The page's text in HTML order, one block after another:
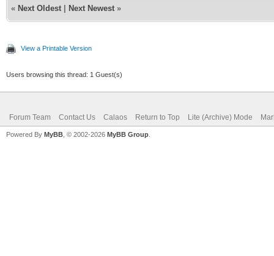
« Next Oldest Next Newest »
View a Printable Version
Users browsing this thread: 1 Guest(s)
Forum Team Contact Us Calaos Return to Top Lite (Archive) Mode
Powered By MyBB , © 2002-2026 MyBB Group